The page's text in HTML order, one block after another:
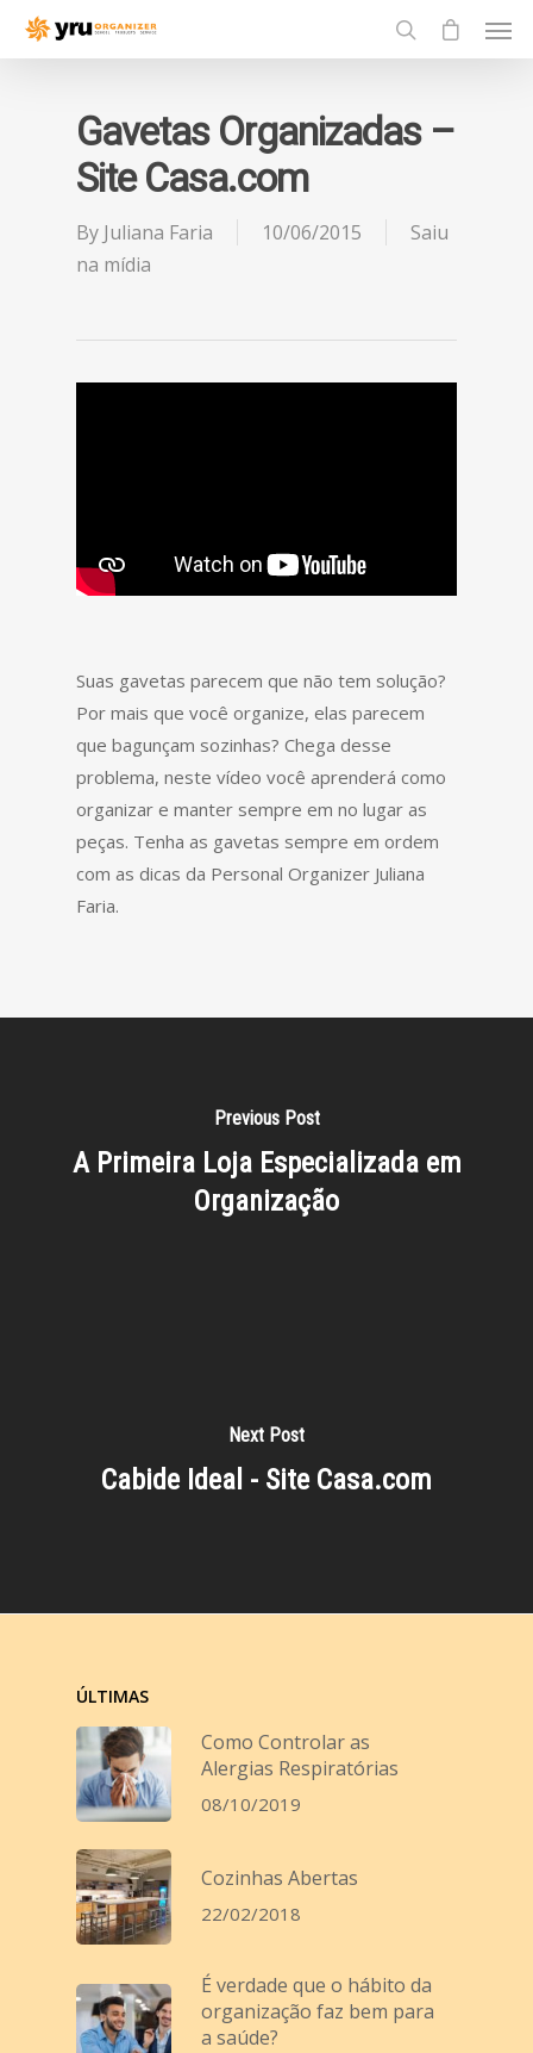
Gavetas Organizadas –
Site Casa.com
By Juliana Faria 10/06/2015
Saiu
na mídia
Suas gavetas parecem que não tem solução?
Por mais que você organize, elas parecem
que bagunçam sozinhas? Chega desse
problema, neste vídeo você aprenderá como
organizar e manter sempre em no lugar as
peças. Tenha as gavetas sempre em ordem
com as dicas da Personal Organizer Juliana
Faria.
Previous Post
A Primeira Loja Especializada em
Organização
Next Post
Cabide Ideal - Site Casa.com
ÚLTIMAS
Como Controlar as
Alergias Respiratórias
08/10/2019
Cozinhas Abertas
22/02/2018
É verdade que o hábito da
organização faz bem para
a saúde?